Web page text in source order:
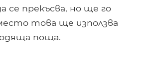
се прекъсва, но ще го
това ще използва
поща.